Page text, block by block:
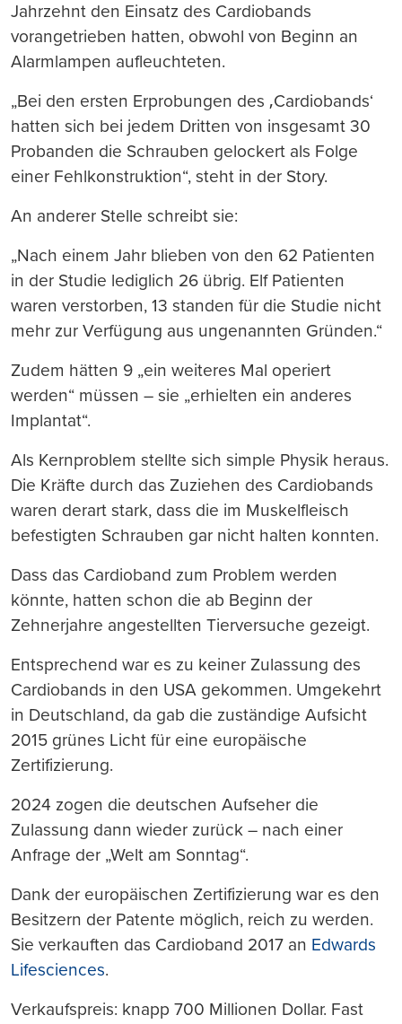
Jahrzehnt den Einsatz des Cardiobands
vorangetrieben hatten, obwohl von Beginn an
Alarmlampen aufleuchteten.
„Bei den ersten Erprobungen des ‚Cardiobands‘
hatten sich bei jedem Dritten von insgesamt 30
Probanden die Schrauben gelockert als Folge
einer Fehlkonstruktion“, steht in der Story.
An anderer Stelle schreibt sie:
„Nach einem Jahr blieben von den 62 Patienten
in der Studie lediglich 26 übrig. Elf Patienten
waren verstorben, 13 standen für die Studie nicht
mehr zur Verfügung aus ungenannten Gründen.“
Zudem hätten 9 „ein weiteres Mal operiert
werden“ müssen – sie „erhielten ein anderes
Implantat“.
Als Kernproblem stellte sich simple Physik heraus.
Die Kräfte durch das Zuziehen des Cardiobands
waren derart stark, dass die im Muskelfleisch
befestigten Schrauben gar nicht halten konnten.
Dass das Cardioband zum Problem werden
könnte, hatten schon die ab Beginn der
Zehnerjahre angestellten Tierversuche gezeigt.
Entsprechend war es zu keiner Zulassung des
Cardiobands in den USA gekommen. Umgekehrt
in Deutschland, da gab die zuständige Aufsicht
2015 grünes Licht für eine europäische
Zertifizierung.
2024 zogen die deutschen Aufseher die
Zulassung dann wieder zurück – nach einer
Anfrage der „Welt am Sonntag“.
Dank der europäischen Zertifizierung war es den
Besitzern der Patente möglich, reich zu werden.
Sie verkauften das Cardioband 2017 an Edwards
Lifesciences.
Verkaufspreis: knapp 700 Millionen Dollar. Fast